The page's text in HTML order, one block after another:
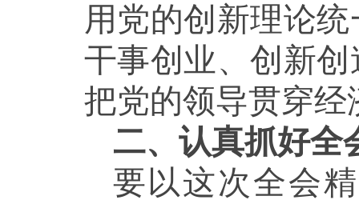
用党的创新理论
干事创业、创新
把党的领导贯穿
二、认真抓好全
要以这次全会